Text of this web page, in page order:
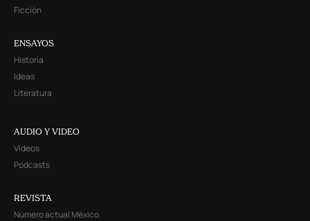
Ficción
ENSAYOS
Historia
Ideas
Literatura
AUDIO Y VIDEO
Videos
Podcasts
REVISTA
Número actual México